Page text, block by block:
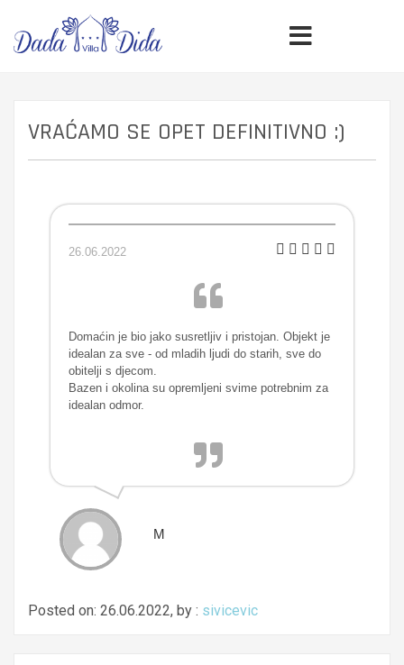
VRAĆAMO SE OPET DEFINITIVNO :)
26.06.2022
Domaćin je bio jako susretljiv i pristojan. Objekt je
idealan za sve - od mladih ljudi do starih, sve do
obitelji s djecom.
Bazen i okolina su opremljeni svime potrebnim za
idealan odmor.
M
Posted on: 26.06.2022, by : sivicevic